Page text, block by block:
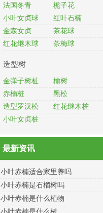
法国冬青
栀子花
小叶女贞球
红叶石楠
金森女贞
茶花球
红花继木球
茶梅球
造型树
金弹子树桩
榆树
赤楠桩
黑松
造型罗汉松
红花继木桩
小叶女贞桩
最新资讯
小叶赤楠适合家里养吗
小叶赤楠是石榴树吗
小叶赤楠是什么植物
小叶赤楠是什么树